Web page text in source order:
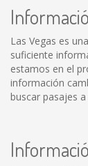
Las Vegas es
suficiente
estamos en el
información
buscar pasajes